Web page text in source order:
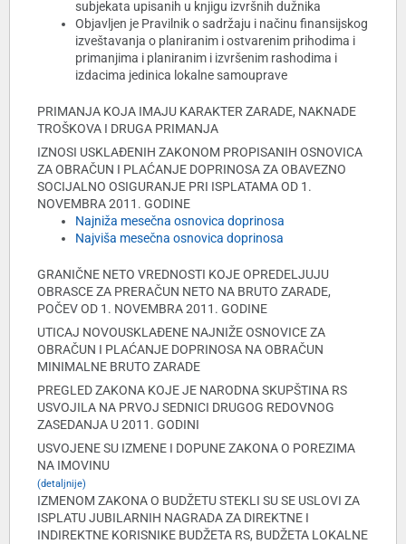
subjekata upisanih u knjigu izvršnih dužnika
Objavljen je Pravilnik o sadržaju i načinu finansijskog
izveštavanja o planiranim i ostvarenim prihodima i
primanjima i planiranim i izvršenim rashodima i
izdacima jedinica lokalne samouprave
PRIMANJA KOJA IMAJU KARAKTER ZARADE, NAKNADE
TROŠKOVA I DRUGA PRIMANJA
IZNOSI USKLAĐENIH ZAKONOM PROPISANIH OSNOVICA
ZA OBRAČUN I PLAĆANJE DOPRINOSA ZA OBAVEZNO
SOCIJALNO OSIGURANJE PRI ISPLATAMA OD 1.
NOVEMBRA 2011. GODINE
Najniža mesečna osnovica doprinosa
Najviša mesečna osnovica doprinosa
GRANIČNE NETO VREDNOSTI KOJE OPREDELJUJU
OBRASCE ZA PRERAČUN NETO NA BRUTO ZARADE,
POČEV OD 1. NOVEMBRA 2011. GODINE
UTICAJ NOVOUSKLAĐENE NAJNIŽE OSNOVICE ZA
OBRAČUN I PLAĆANJE DOPRINOSA NA OBRAČUN
MINIMALNE BRUTO ZARADE
PREGLED ZAKONA KOJE JE NARODNA SKUPŠTINA RS
USVOJILA NA PRVOJ SEDNICI DRUGOG REDOVNOG
ZASEDANJA U 2011. GODINI
USVOJENE SU IZMENE I DOPUNE ZAKONA O POREZIMA
NA IMOVINU
(detaljnije)
IZMENOM ZAKONA O BUDŽETU STEKLI SU SE USLOVI ZA
ISPLATU JUBILARNIH NAGRADA ZA DIREKTNE I
INDIREKTNE KORISNIKE BUDŽETA RS, BUDŽETA LOKALNE